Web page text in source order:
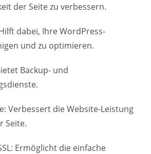
der Seite zu verbessern.
dabei, Ihre WordPress-
und zu optimieren.
Backup- und
Verbessert die Website-Leistung
Seite.
Ermöglicht die einfache